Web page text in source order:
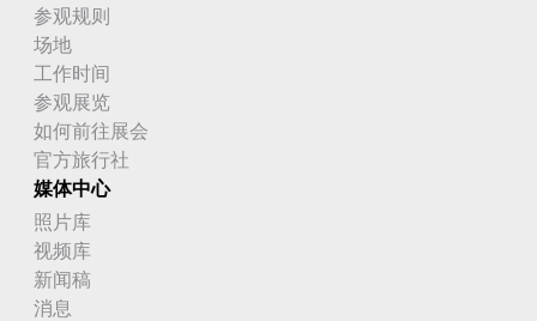
参观规则
场地
工作时间
参观展览
如何前往展会
官方旅行社
媒体中心
照片库
视频库
新闻稿
消息